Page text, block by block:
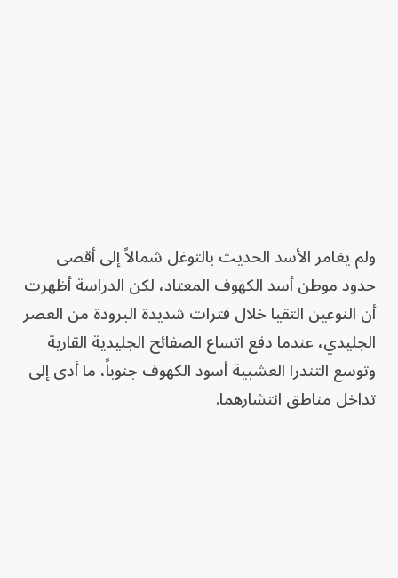
ولم يغامر الأسد الحديث بالتوغل شمالاً إلى أقصى
حدود موطن أسد الكهوف المعتاد، لكن الدراسة أظهرت
أن النوعين التقيا خلال فترات شديدة البرودة من العصر
الجليدي، عندما دفع اتساع الصفائح الجليدية القارية
وتوسع التندرا العشبية أسود الكهوف جنوباً، ما أدى إلى
تداخل مناطق انتشارهما.